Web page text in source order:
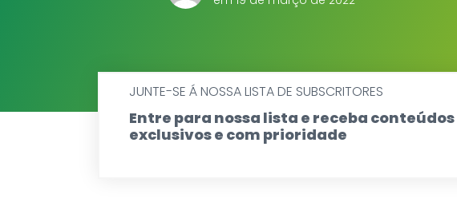
JUNTE-SE Á NOSSA LISTA DE SUBSCRITORES
Entre para nossa lista e receba conteúdos
exclusivos e com prioridade